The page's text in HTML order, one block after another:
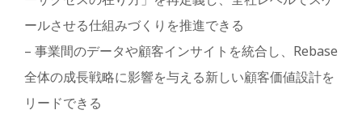
ールさせる仕組みづくりを推進できる
– 事業間のデータや顧客インサイトを統合し、Rebase
全体の成長戦略に影響を与える新しい顧客価値設計を
リードできる